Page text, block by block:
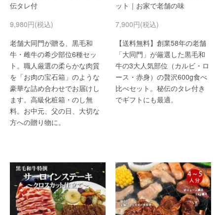
伝タレ付
9,980円(税込)
老舗大同門が贈る、黒毛和
牛・雌牛の希少部位6種セッ
ト。職人厳選の柔らかな肉質
を「お肉の宝石箱」のような
豪華な詰め合わせでお届けし
ます。高級化粧箱・のし無
料。お中元、父の日、大切な
方への贈り物に。
ット｜お家で老舗の味
7,900円(税込)
【送料無料】創業58年の老舗
「大同門」が厳選した黒毛和
牛の3大人気部位（カルビ・ロ
ース・赤身）の贅沢600g食べ
比べセット。秘伝のタレ付き
でギフトにも最適。